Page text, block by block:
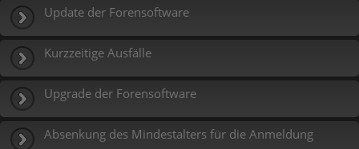
Update der Forensoftware
Kurzzeitige Ausfälle
Upgrade der Forensoftware
Absenkung des Mindestalters für die Anmeldung